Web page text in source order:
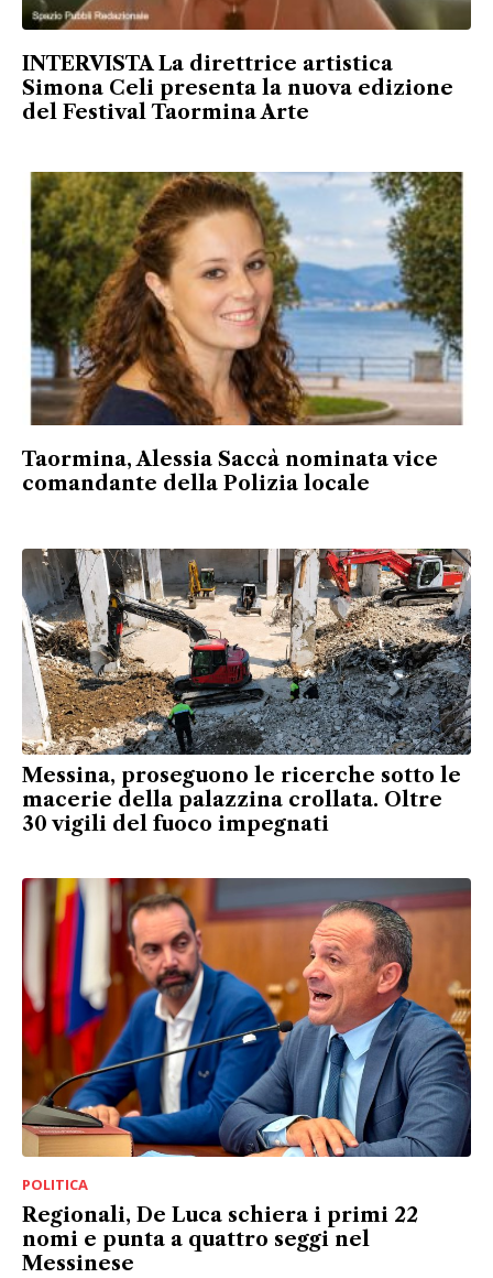
INTERVISTA La direttrice artistica
Simona Celi presenta la nuova edizione
del Festival Taormina Arte
Taormina, Alessia Saccà nominata vice
comandante della Polizia locale
Messina, proseguono le ricerche sotto le
macerie della palazzina crollata. Oltre
30 vigili del fuoco impegnati
POLITICA
Regionali, De Luca schiera i primi 22
nomi e punta a quattro seggi nel
Messinese